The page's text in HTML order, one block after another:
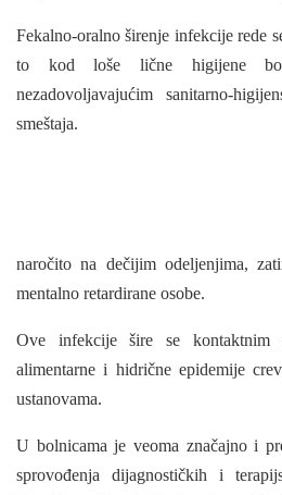
Fekalno-oralno širenje infekcije rede
to kod loše lične higijene
nezadovoljavajućim sanitarno-
smeštaja.
naročito na dečijim odeljenjima,
mentalno retardirane osobe.
Ove infekcije šire se
alimentarne i hidrične epidemije
ustanovama.
U bolnicama je veoma značajno i
sprovođenja dijagnostičkih i